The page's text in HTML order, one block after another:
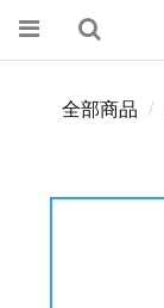
全部商品